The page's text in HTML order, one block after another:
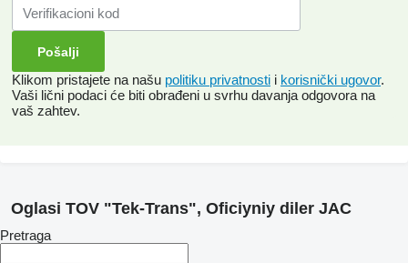
Klikom pristajete na našu politiku privatnosti i korisnički ugovor.
Vaši lični podaci će biti obrađeni u svrhu davanja odgovora na
vaš zahtev.
Oglasi TOV "Tek-Trans", Oficiyniy diler JAC
Pretraga